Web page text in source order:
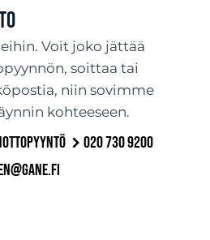
Voit joko jättää
soittaa tai
niin sovimme
kohteeseen.
020 730 9200